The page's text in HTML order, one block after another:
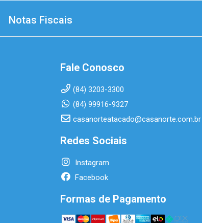
Notas Fiscais
Fale Conosco
(84) 3203-3300
(84) 99916-9327
casanorteatacado@casanorte.com.br
Redes Sociais
Instagram
Facebook
Formas de Pagamento